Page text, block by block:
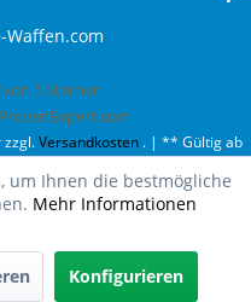
von 5Sternen
zzgl.Versandkosten . | ** Gültig ab
| *** Innerhalb Deutschland,
finden Sie unterVersandkosten
um Ihnen die bestmögliche
Mehr Informationen
Konfigurieren